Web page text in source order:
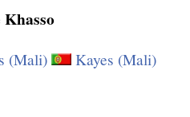
(Mali) Kayes (Mali)